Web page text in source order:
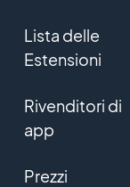
Lista delle
Estensioni
Rivenditori di
app
Prezzi